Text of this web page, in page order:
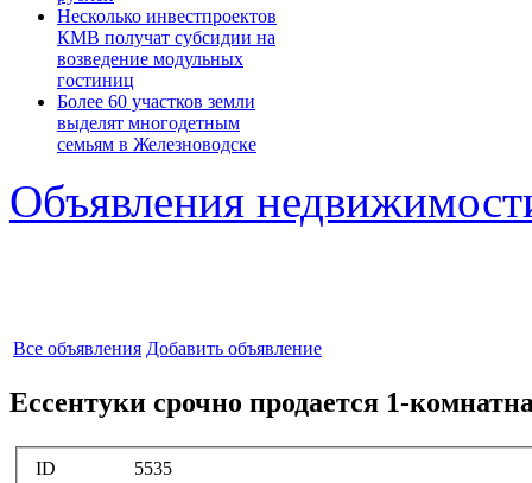
Несколько инвестпроектов
КМВ получат субсидии на
возведение модульных
гостиниц
Более 60 участков земли
выделят многодетным
семьям в Железноводске
Объявления
Все объявления Добавить объявление
Ессентуки срочно продается 1-
ID
5535